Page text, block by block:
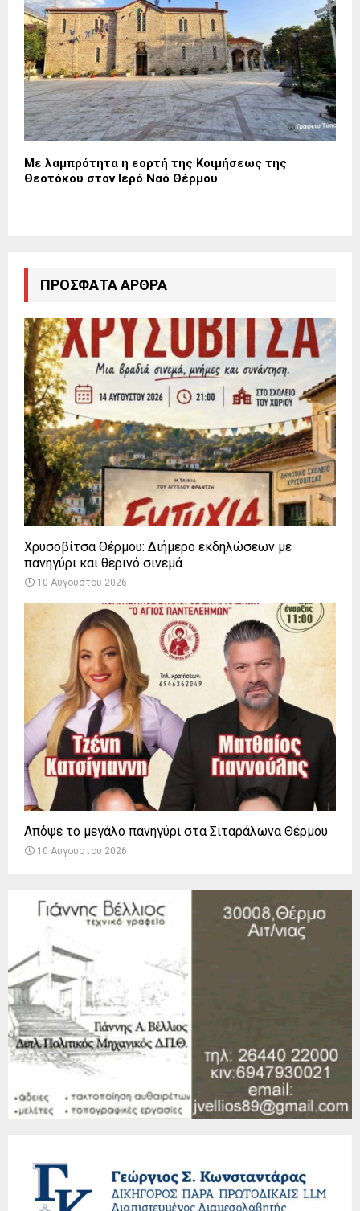
Με λαμπρότητα η εορτή της Κοιμήσεως της
Θεοτόκου στον Ιερό Ναό Θέρμου
ΠΡΌΣΦΑΤΑ ΆΡΘΡΑ
Χρυσοβίτσα Θέρμου: Διήμερο εκδηλώσεων με
πανηγύρι και θερινό σινεμά
10 Αυγούστου 2026
Απόψε το μεγάλο πανηγύρι στα Σιταράλωνα Θέρμου
10 Αυγούστου 2026